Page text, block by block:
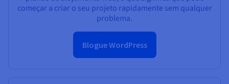
começar a criar o seu projeto rapidamente sem qualquer
problema.
Blogue WordPress